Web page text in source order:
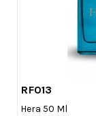
RF013
Hera 50 Ml